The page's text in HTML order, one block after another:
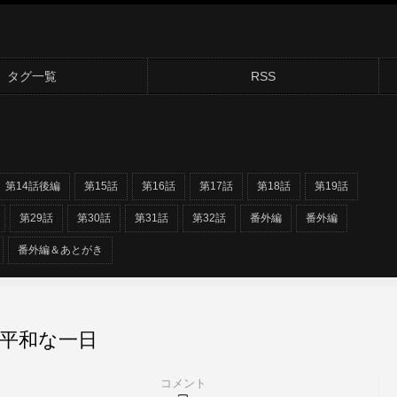
タグ一覧 RSS
第14話後編 第15話 第16話 第17話 第18話 第19話
第29話 第30話 第31話 第32話 番外編 番外編
番外編＆あとがき
コメント
和な一日